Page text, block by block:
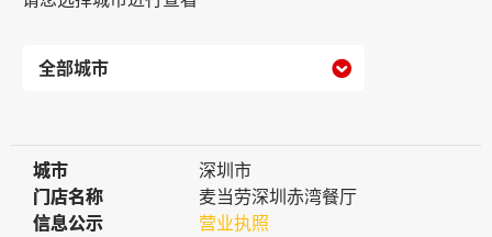

城市
城市
深圳市
门店名称
门店名称
麦当劳深圳赤湾餐厅
信息公示
信息公示
营业执照